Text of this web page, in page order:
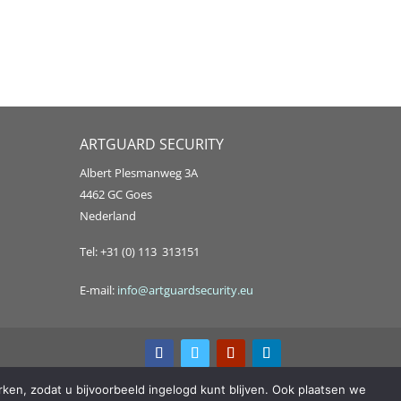
ARTGUARD SECURITY
Albert Plesmanweg 3A
4462 GC Goes
Nederland
Tel: +31 (0) 113 313151
E-mail: info@artguardsecurity.eu
zodat u bijvoorbeeld ingelogd kunt blijven. Ook plaatsen we